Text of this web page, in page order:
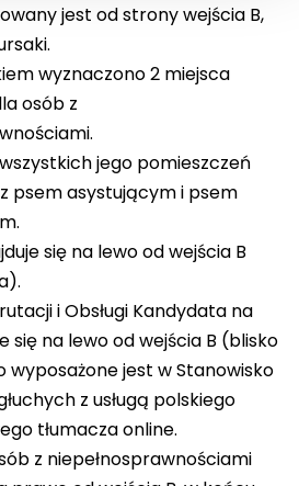
jest od strony wejścia B,
wyznaczono 2 miejsca
osób z
jego pomieszczeń
psem asystującym i psem
się na lewo od wejścia B
i Obsługi Kandydata na
się na lewo od wejścia B (blisko
wyposażone jest w Stanowisko
z usługą polskiego
tłumacza online.
z niepełnosprawnościami